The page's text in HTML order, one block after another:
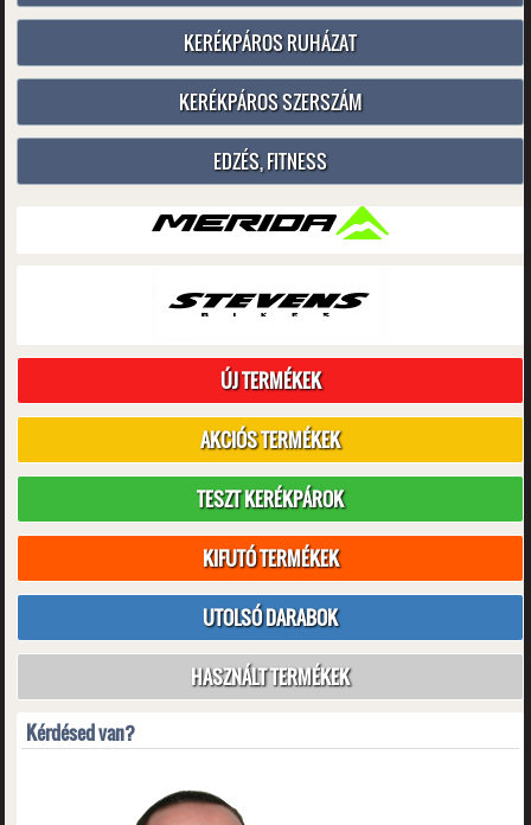
KERÉKPÁROS RUHÁZAT
KERÉKPÁROS SZERSZÁM
EDZÉS, FITNESS
ÚJ TERMÉKEK
AKCIÓS TERMÉKEK
TESZT KERÉKPÁROK
KIFUTÓ TERMÉKEK
UTOLSÓ DARABOK
HASZNÁLT TERMÉKEK
Kérdésed van?